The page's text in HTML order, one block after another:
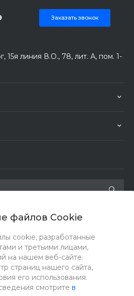
файлов Cookie
cookie, разработанные
и третьими лицами,
на нашем веб-сайте.
страниц нашего сайта,
его использования.
смотрите в
Заказать звонок
15я линия В.О., 78, лит. А, пом. 1-